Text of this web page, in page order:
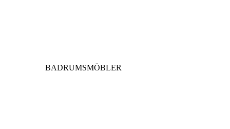
BADRUMSMÖBLER